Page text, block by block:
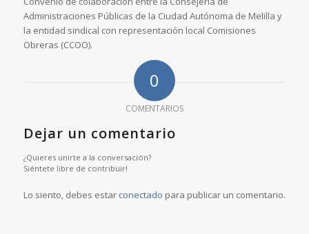
Administraciones Públicas de la Ciudad Autónoma de Melilla y
la entidad sindical con representación local Comisiones
Obreras (CCOO).
0
COMENTARIOS
Dejar un comentario
¿Quieres unirte a la conversación?
Siéntete libre de contribuir!
Lo siento, debes estar conectado para publicar un comentario.